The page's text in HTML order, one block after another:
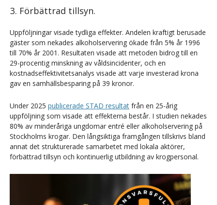
Förbättrad tillsyn.
Uppföljningar visade tydliga effekter. Andelen kraftigt berusade
gäster som nekades alkoholservering ökade från 5% år 1996
till 70% år 2001. Resultaten visade att metoden bidrog till en
29-procentig minskning av våldsincidenter, och en
kostnadseffektivitetsanalys visade att varje investerad krona
gav en samhällsbesparing på 39 kronor.
Under 2025 publicerade STAD resultat från en 25-årig
uppföljning som visade att effekterna består. I studien nekades
80% av minderåriga ungdomar entré eller alkoholservering på
Stockholms krogar. Den långsiktiga framgången tillskrivs bland
annat det strukturerade samarbetet med lokala aktörer,
förbättrad tillsyn och kontinuerlig utbildning av krogpersonal.